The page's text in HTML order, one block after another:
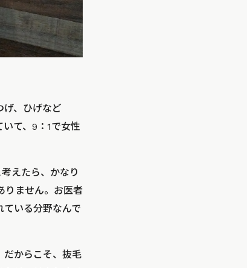
げ、ひげなど
て、9：1で女性
えたら、かなり
りません。お医者
いる分野なんで
だからこそ、抜毛